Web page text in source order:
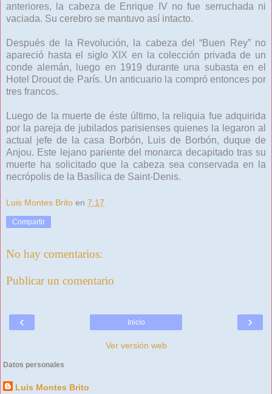
anteriores, la cabeza de Enrique IV no fue serruchada ni
vaciada. Su cerebro se mantuvo así intacto.
Después de la Revolución, la cabeza del “Buen Rey” no
apareció hasta el siglo XIX en la colección privada de un
conde alemán, luego en 1919 durante una subasta en el
Hotel Drouot de París. Un anticuario la compró entonces por
tres francos.
Luego de la muerte de éste último, la reliquia fue adquirida
por la pareja de jubilados parisienses quienes la legaron al
actual jefe de la casa Borbón, Luis de Borbón, duque de
Anjou. Este lejano pariente del monarca decapitado tras su
muerte ha solicitado que la cabeza sea conservada en la
necrópolis de la Basílica de Saint-Denis.
Luis Montes Brito en 7:17
Compartir
No hay comentarios:
Publicar un comentario
‹ ›
Inicio
Ver versión web
Datos personales
Luis Montes Brito